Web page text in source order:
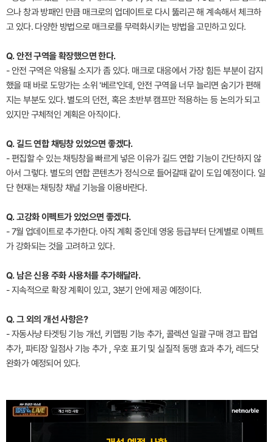
으나 창과 방패인 만큼 매크로의 업데이트로 다시 뚫리곤 해 계속해서 체크하
고 있다. 다양한 방법으로 매크로를 무력화시키는 방법을 고민하고 있다.
Q. 안전 구역을 확장했으면 한다.
- 안전 구역은 악용될 소지가 좀 있다. 매크로 대응에서 가장 힘든 부분이 감지
했을 때 바로 도망가는 소위 '베르'인데, 안전 구역을 너무 늘리면 숨기가 편해
지는 부분도 있다. 별도의 던전, 혹은 초반부 캠프만 적용하는 등 논의가 되고
있지만 구체적인 계획은 아직이다.
Q. 길드 연합 채팅창 있었으면 좋겠다.
- 편집할 수 있는 채팅창을 빠르게 넣은 이유가 길드 연합 기능이 간단하지 않
아서 그렇다. 별도의 연합 콘텐츠가 정식으로 들어갈때 같이 도입 예정이다. 일
단 현재는 채팅창 채널 기능을 이용바란다.
Q. 고강화 이펙트가 있었으면 좋겠다.
- 7월 업데이트로 추가한다. 아직 계획 중인데 영웅 등급부터 단계별로 이펙트
가 강화되는 것을 고려하고 있다.
Q. 남은 신용 주화 사용처를 추가해달라.
- 지속적으로 확장 계획이 있고, 3분기 안에 제공 예정이다.
Q. 그 외의 개선 사항은?
- 자동사냥 타겟팅 기능 개선, 키맵핑 기능 추가, 콜렉션 일괄 구매 경고 팝업
추가, 파티장 일점사 기능 추가 , 우호 표기 및 실질적 동맹 효과 추가, 레드닷
완화가 예정되어 있다.